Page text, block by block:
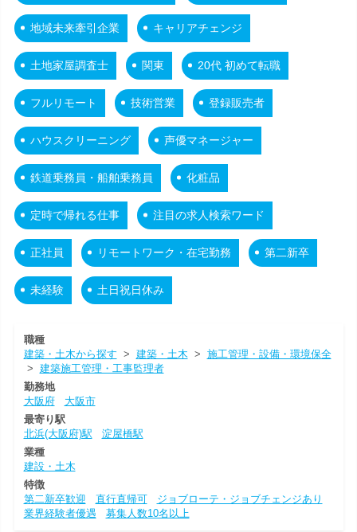
地域未来牽引企業 キャリアチェンジ
土地家屋調査士 関東 20代 初めて転職
フルリモート 技術営業 登録販売者
ハウスクリーニング 声優マネージャー
鉄道乗務員・船舶乗務員 化粧品
定時で帰れる仕事 注目の求人検索ワード
正社員 リモートワーク・在宅勤務 第二新卒
未経験 土日祝日休み
職種
建築・土木から探す > 建築・土木 > 施工管理・設備・環境保全
> 建築施工管理・工事監理者
勤務地
大阪府
大阪市
最寄り駅
北浜(大阪府)駅
淀屋橋駅
業種
建設・土木
特徴
第二新卒歓迎
直行直帰可
ジョブローテ・ジョブチェンジあり
業界経験者優遇
募集人数10名以上